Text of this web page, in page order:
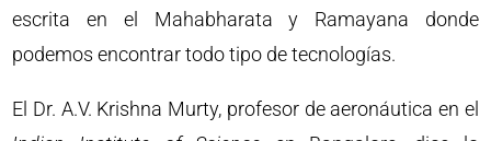
escrita en el Mahabharata y Ramayana donde
podemos encontrar todo tipo de tecnologías.
El Dr. A.V. Krishna Murty, profesor de aeronáutica en el